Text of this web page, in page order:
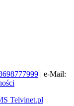
| e-Mail:
Telvinet.pl